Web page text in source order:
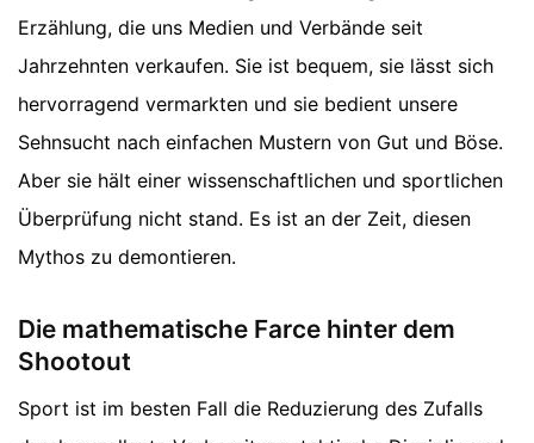
Erzählung, die uns Medien und Verbände seit
Jahrzehnten verkaufen. Sie ist bequem, sie lässt sich
hervorragend vermarkten und sie bedient unsere
Sehnsucht nach einfachen Mustern von Gut und Böse.
Aber sie hält einer wissenschaftlichen und sportlichen
Überprüfung nicht stand. Es ist an der Zeit, diesen
Mythos zu demontieren.
Die mathematische Farce hinter dem
Shootout
Sport ist im besten Fall die Reduzierung des Zufalls